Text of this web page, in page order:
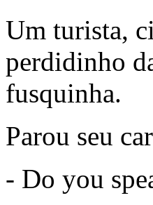
Um turista,
perdidinho
fusquinha.
Parou seu
- Do you